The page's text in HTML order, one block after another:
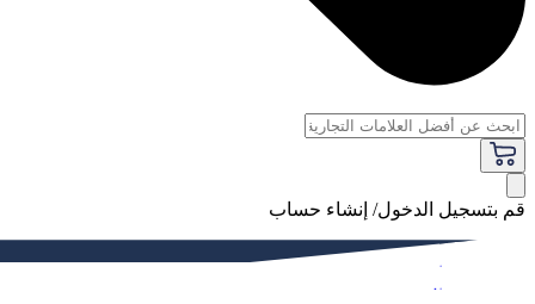
قم بتسجيل الدخول/ إنشاء حساب
فاخر
النساء
الرجال